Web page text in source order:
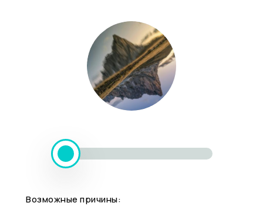
Возможные причины: